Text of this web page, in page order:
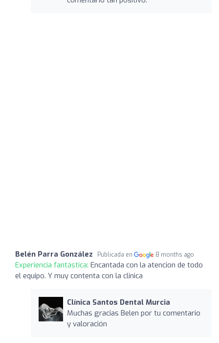
Belén Parra González Publicada en 8 months ago
Experiencia fantástica: Encantada con la atencion de todo
el equipo. Y muy contenta con la clinica
Clínica Santos Dental Murcia
Muchas gracias Belen por tu comentario
y valoración